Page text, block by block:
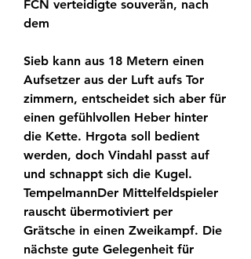
FCN verteidigte souverän, nach
dem
Sieb kann aus 18 Metern einen
Aufsetzer aus der Luft aufs Tor
zimmern, entscheidet sich aber für
einen gefühlvollen Heber hinter
die Kette. Hrgota soll bedient
werden, doch Vindahl passt auf
und schnappt sich die Kugel.
TempelmannDer Mittelfeldspieler
rauscht übermotiviert per
Grätsche in einen Zweikampf. Die
nächste gute Gelegenheit für